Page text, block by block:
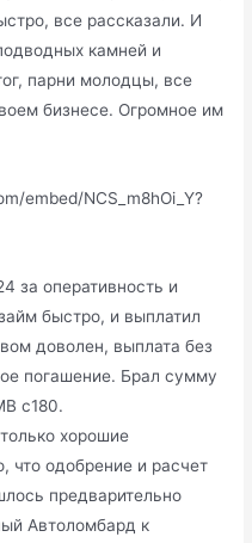
все рассказали. И
камней и
парни молодцы, все
бизнесе. Огромное им
embed/NCS_m8hOi_Y?
за оперативность и
быстро, и выплатил
доволен, выплата без
погашение. Брал сумму
c180.
хорошие
что одобрение и расчет
предварительно
Автоломбард к